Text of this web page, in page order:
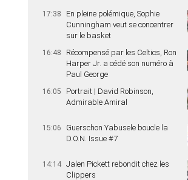
17:38
En pleine polémique, Sophie
Cunningham veut se concentrer
sur le basket
16:48
Récompensé par les Celtics, Ron
Harper Jr. a cédé son numéro à
Paul George
16:05
Portrait | David Robinson,
Admirable Amiral
15:06
Guerschon Yabusele boucle la
D.O.N. Issue #7
14:14 Jalen Pickett rebondit chez les
Clippers